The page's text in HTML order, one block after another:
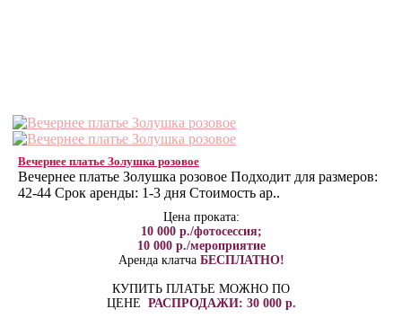
Вечернее платье Золушка розовое
Вечернее платье Золушка розовое Подходит для размеров:
42-44 Срок аренды: 1-3 дня Стоимость ар..
Цена проката:
10 000 р./фотосессия;
10 000 р./мероприятие
Аренда клатча БЕСПЛАТНО!
КУПИТЬ ПЛАТЬЕ МОЖНО ПО
ЦЕНЕ РАСПРОДАЖИ: 30 000 р.